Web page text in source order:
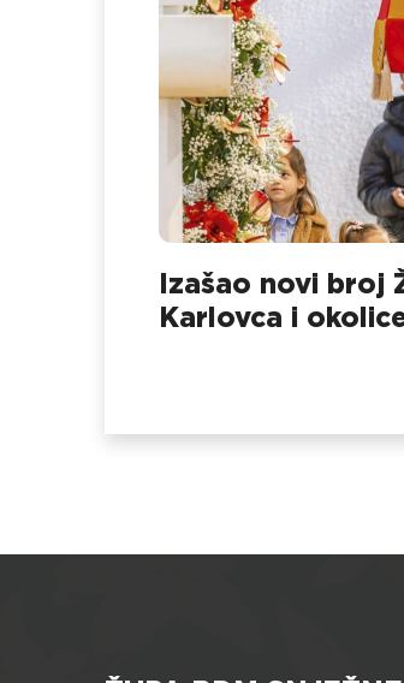
Izašao novi broj
Karlovca i